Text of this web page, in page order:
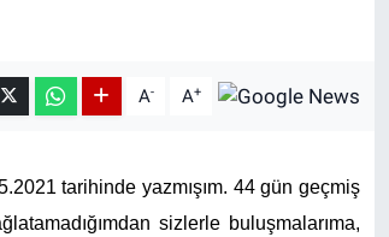
A- A+
tarihinde yazmışım. 44 gün geçmiş
sizlerle buluşmalarıma,